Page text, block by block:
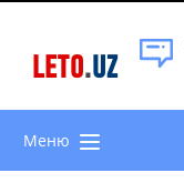
LETO.UZ
Меню